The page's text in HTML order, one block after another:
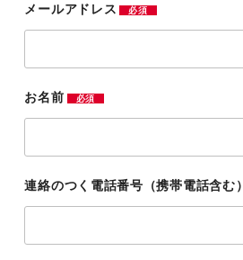
メールアドレス 必須
お名前 必須
連絡のつく電話番号（携帯電話含む）